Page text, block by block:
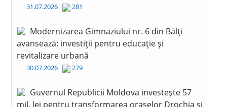
31.07.2026 281
Modernizarea Gimnaziului nr. 6 din Bălți
avansează: investiții pentru educație și
revitalizare urbană
30.07.2026 279
Guvernul Republicii Moldova investește 57
mil. lei pentru transformarea orașelor Drochia și